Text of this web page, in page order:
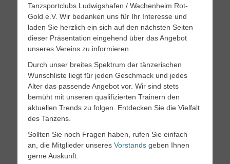
Tanzsportclubs Ludwigshafen / Wachenheim Rot-
Gold e.V. Wir bedanken uns für Ihr Interesse und
laden Sie herzlich ein sich auf den nächsten Seiten
dieser Präsentation eingehend über das Angebot
unseres Vereins zu informieren.
Durch unser breites Spektrum der tänzerischen
Wunschliste liegt für jeden Geschmack und jedes
Alter das passende Angebot vor. Wir sind stets
bemüht mit unseren qualifizierten Trainern den
aktuellen Trends zu folgen. Entdecken Sie die Vielfalt
des Tanzens.
Sollten Sie noch Fragen haben, rufen Sie einfach
an, die Mitglieder unseres Vorstands geben Ihnen
gerne Auskunft.